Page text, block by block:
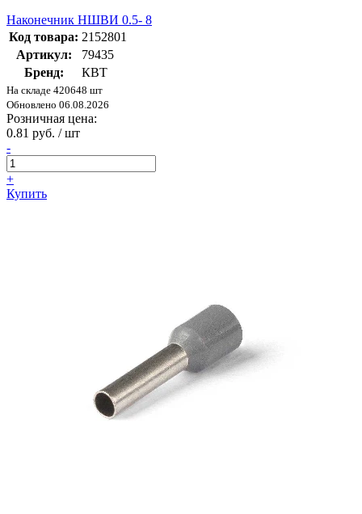
Наконечник НШВИ 0.5- 8
Код товара: 2152801
Артикул:
79435
Бренд:
КВТ
На складе 420648 шт
Обновлено 06.08.2026
Розничная цена:
0.81 руб. / шт
-
+
Купить